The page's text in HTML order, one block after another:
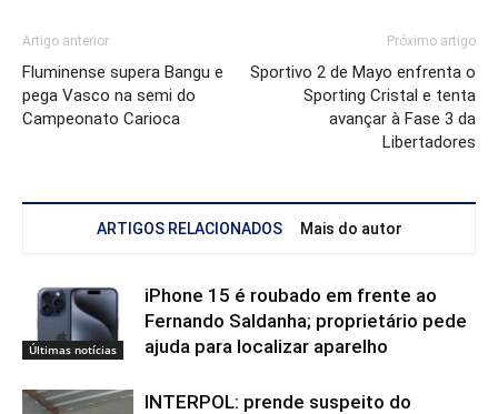
Artigo anterior
Fluminense supera Bangu e
pega Vasco na semi do
Campeonato Carioca
Próximo artigo
Sportivo 2 de Mayo enfrenta o
Sporting Cristal e tenta
avançar à Fase 3 da
Libertadores
ARTIGOS RELACIONADOS Mais do autor
Últimas notícias
iPhone 15 é roubado em frente ao
Fernando Saldanha; proprietário pede
ajuda para localizar aparelho
INTERPOL: prende suspeito do